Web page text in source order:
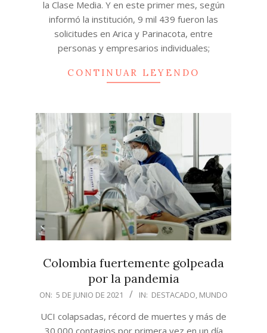
la Clase Media. Y en este primer mes, según
informó la institución, 9 mil 439 fueron las
solicitudes en Arica y Parinacota, entre
personas y empresarios individuales;
CONTINUAR LEYENDO
Colombia fuertemente golpeada
por la pandemia
2021-
05
ON: 5 DE JUNIO DE 2021 IN: DESTACADO, MUNDO
UCI colapsadas, récord de muertes y más de